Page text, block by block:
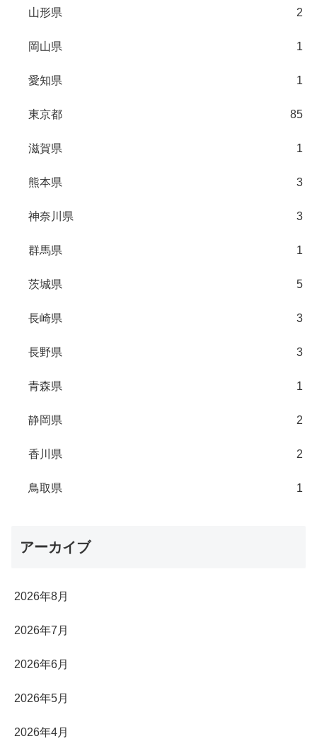
山形県 2
岡山県 1
愛知県 1
東京都 85
滋賀県 1
熊本県 3
神奈川県 3
群馬県 1
茨城県 5
長崎県 3
長野県 3
青森県 1
静岡県 2
香川県 2
鳥取県 1
アーカイブ
2026年8月
2026年7月
2026年6月
2026年5月
2026年4月